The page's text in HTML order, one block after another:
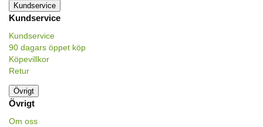
Kundservice
Kundservice
Kundservice
90 dagars öppet köp
Köpevillkor
Retur
Övrigt
Övrigt
Om oss